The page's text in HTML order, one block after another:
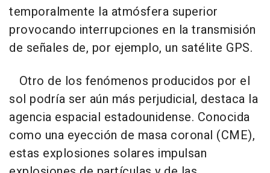
temporalmente la atmósfera superior
provocando interrupciones en la transmisión
de señales de, por ejemplo, un satélite GPS.
Otro de los fenómenos producidos por el
sol podría ser aún más perjudicial, destaca la
agencia espacial estadounidense. Conocida
como una eyección de masa coronal (CME),
estas explosiones solares impulsan